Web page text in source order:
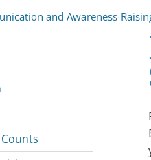
and Awareness-